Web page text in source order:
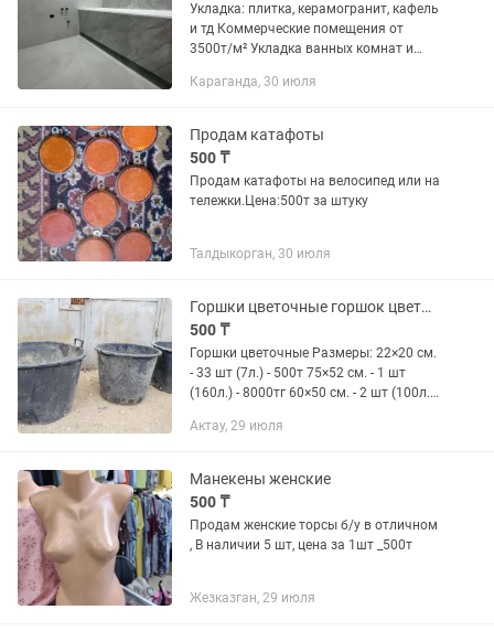
Укладка: плитка, керамогранит, кафель
и тд Коммерческие помещения от
3500т/м² Укладка ванных комнат и
помещения и прихожие от 4000т/м²
Караганда, 30 июля
Продам катафоты
500 ₸
Продам катафоты на велосипед или на
тележки.Цена:500т за штуку
Талдыкорган, 30 июля
Горшки цветочные горшок цветы деревья кусты
500 ₸
Горшки цветочные Размеры: 22×20 см.
- 33 шт (7л.) - 500т 75×52 см. - 1 шт
(160л.) - 8000тг 60×50 см. - 2 шт (100л.) -
звоните в , связь плохая.
Актау, 29 июля
Манекены женские
500 ₸
Продам женские торсы б/у в отличном
, В наличии 5 шт, цена за 1шт _500т
Жезказган, 29 июля